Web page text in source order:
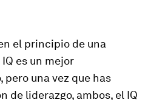
el principio de una
es un mejor
una vez que has
de liderazgo, ambos, el IQ